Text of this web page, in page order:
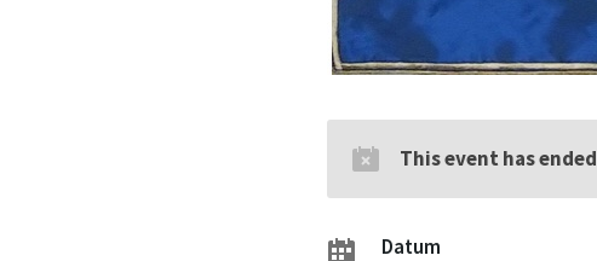
This event has ended
Datum